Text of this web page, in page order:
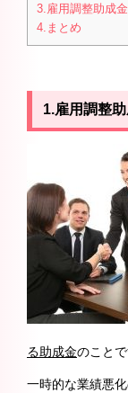
3.雇用調整助成
4.まとめ
1.雇用調整
る助成金のことで
一時的な業績悪